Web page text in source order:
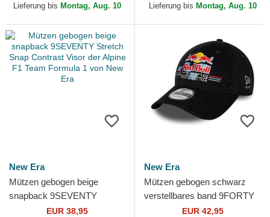
Formula 1 von New Era
Lieferung bis Montag, Aug. 10 Formula 1 von New Era
Lieferung bis Montag, Aug. 10
New Era
Mützen gebogen beige
snapback 9SEVENTY
Stretch Snap Contrast Visor
EUR 38,95
New Era
Mützen gebogen schwarz
verstellbares band 9FORTY
Distressed Cord der Red Bull
EUR 42,95